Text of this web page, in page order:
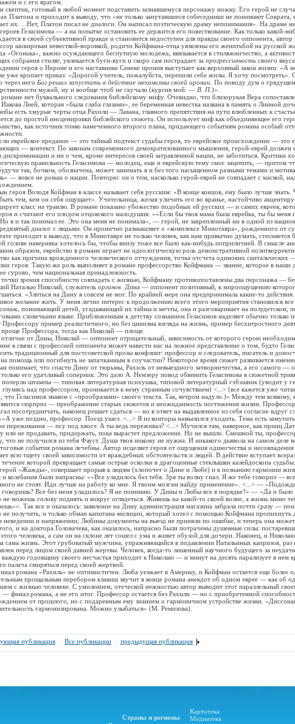
и с его врагом.
готовый в любой момент подставить зазнавшемуся персонажу ножку. Его герой не
Платона и приходит к выводу, что «не только запутавшиеся собеседники не понимают
их. ...Нет, Платон писал не диалоги. Он написал поэтическую драму непонимания». На драме
Геласимова — а на попытке остановить ее держится его повествование. Как только какой-
в своей субъективной правде и становится недоступен для правды своего оппонента,
шокирован невесткой-воровкой, родичи Койфмана-отца уязвлены его женитьбой на русской
«Огонька», важно осуждающего беспутную молодежь, ввязывается в стиляжничество, а
собрания стиляг, увлекается буги-вуги и скоро сам пострадает за прогрессивность своего
героя о Нероне и его наставнике Сенеке ирония выступает как верховный закон жизни: «А
уже кропает приказ: «Дорогой учитель, пожалуйста, перепили себе жилы. Я хочу посмотреть».
через него Бог решил запустить в действие механизмы своей иронии . По поводу дум о
мужей, ну и вообще чтоб не скучали (курсив мой — В. П.)».
нет буквального следования библейскому мифу. Очевидно, что близорукая Вера
Лией, которая «была слаба глазами», ее беременная невестка названа в память о Лииной
есть хмурые черты отца Рахили — Лавана, главного препятствия на пути влюбленных к
до простой инсценировки библейского сюжета. Он использует миф как объединяющее его
как источник тонко намеченного второго плана, придающего событиям романа особый
предание — это тайный подтекст судьбы героя, то еврейское происхождение — это
— контекст. По законам современного демократизованного мышления, герой-еврей должен
дискриминации и ни о чем, кроме интересов своей затравленной нации, не заботиться. Критики
правильность Геласимова — молодец, еще и еврейскую тему смог зацепить, — притом
так, бочком, обозначена, может занимать в и без того насыщенном разными темами и
— вовсе не роман о нации. Повторю: он о том, насколько герой-еврей не совпадает с маской,
Володя Койфман в классе называет себя русским: «В конце концов, ему было лучше знать.
тем, кем он себя ощущает». Учительница, желая уличить его во вранье, настойчиво
класс на травлю. В романе показано убожество подобных ей русских — и самих евреев,
и считают его плодом отцовского малодушия. ««Если бы твоя мама была еврейка, ты бы
я и так понимал ее. Это она меня не понимала», — герой, не закрепленный ни в одной из
диалог с людьми. Он иронично размышляет о «комплексе Минотавра», рожденного от
приходит к выводу, что в Минотавре не только человек, как нам привычно думать,
голове наверняка хотелось бы, чтобы внизу тоже все было как-нибудь поприличней. В смысле
образом, еврейство в романе играет не идеологическую роль демонстративной
как причина врожденного человеческого отчуждения, точка отсчета одиноких скитальческих
героя. Такую же роль выполняет в романе профессорство Койфмана — звание, которое в наши
сурово, чем национальная принадлежность.
зрения способности совпадать с жизнью, Койфману противопоставлены два персонажа —
Наталью Николай, служитель органов. Дина — оппонент позитивный, к мироощущению
«Злиться на Дину я совсем не мог. По крайней мере она предпринимала какие-то
желание жить. У меня лично интерес к продолжению всего этого мероприятия становился
понимающий детей, угадывающий их тайны и мечты, она и разговаривает на полудетском,
словечками языке. Приближенным к детству сознанием Геласимов наделяет обычно только
Профессору пример реалистичного, но без цинизма взгляда на жизнь, пример бесхитростного
проще Профессора, тогда как Николай — площе.
от Дины, Николай — оппонент отрицательный, зависимость от которого герою
в связи с профессией оппонента может навести нас на ложное представление о том, будто
традиционный для постсоветской прозы конфликт: профессор и следователь, писатель и
помощь или погибнуть не запачканным в соучастии? Некоторое время сюжет развивается
понимает, что спасти Дину от тюрьмы, Рахиль от невыездного затворничества, а его самого —
его удачливый соперник. Это дало А. Немзеру повод обвинить Геласимова в сюжетной
поперли штампы — типовая литературная психушка, типовой литературный гэбэшник (уводит у
над профессором, проникается к нему странным сочувствием) <...> (все кажется уже
что Геласимов знаком с «прообразами» своего текста. Так, ветром надуло.)» Между тем всякому,
явится сюрприз — преображение старых сюжетов и неожиданность постижения жизни.
посотрудничать, наконец решает сдаться — но в ответ на выдавленное из себя согласие вдруг
уже поздно, профессор. Поезд ушел. <...> Я из конторы намылился уходить. Тема есть
переживания — псу под хвост. А ты ведь переживал? <...> Мучился там, наверное, как принц
или не продавать, придержать, пока вырастет предложение. Но не вышло. Смешной ты,
что не получился из тебя Фауст. Душа твоя никому не нужна. И никакого дьявола на самом деле
события романа лечебны. Автор исцеляет героя от ощущения одиночества и
всю тщету своей зависимости от враждебных обстоятельств и людей. В действие вступает
которой превращает самые острые осколки в драгоценные стеклышки калейдоскопа
«Жажды», совершает прорыв к людям (хлопочет о Дине и Любе) и к познанию гармонии
и колебания были напрасны: ««Все уладилось без тебя. Зря ты волну гнал. Я же тебе говорил —
не стоят. Иди лучше на работу ко мне. Я твоим мозгам найду применение». <...> —
говоришь? Все без меня уладилось? Я не понимаю. У Дины и Любы все в порядке?» — «Да и было
не можешь голову поднять и вокруг оглядеться. Живешь на какой-то своей волне, а жизнь мимо
Так все и оказалось: заявление на Дину администрация магазина забрала почти сразу —
не получить, и только обман капитана милиции, который хотел с помощью Койфмана пропихнуть
неведении и напряжении; Любины документы на выезд не приняли по ошибке, и теперь она
и на доктора Головачева, как оказалось, напрасно были потрачены душевные силы:
человека, а сам он на склоне лет сошел с ума и живет обузой для дочери. Наконец, и
сама жизнь. Этот грубоватый мужчина, упражняющийся в подавлении Натальиных капризов, раз
перед лицом своей давней жертвы. Человек, когда-то лишенный научного будущего за
каждую годовщину своего несчастья приходит к Николаю — и минут на десять парализует в нем
палача смиряться перед своей жертвой.
романа «Рахиль» не оптимистичен. Люба уезжает в Америку, и Койфман остается еще более
прощальным перебором клавиш звучит в конце романа анекдот об одном еврее — как об
с жизнью человеке. С умилением, отеческой нежностью автор выводит этот параллельный
— финал романа, а не его итог. Профессор остается без Рахили — но с приобретенной
от прошлого, но с подаренным ему знанием о гармоничном устройстве жизни.
гармонизирована. Можно улыбаться» (М. Ремизова).
публикация Все публикации предыдущая публикация
Страны и регионы
Картотека
Медиатека